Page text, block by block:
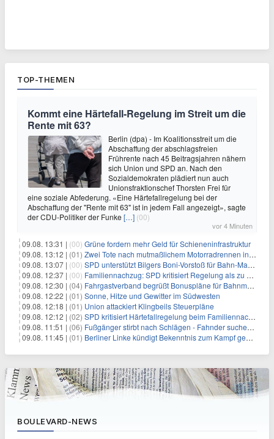
TOP-THEMEN
Kommt eine Härtefall-Regelung im Streit um die
Rente mit 63?
Berlin (dpa) - Im Koalitionsstreit um die
Abschaffung der abschlagsfreien
Frührente nach 45 Beitragsjahren nähern
sich Union und SPD an. Nach den
Sozialdemokraten plädiert nun auch
Unionsfraktionschef Thorsten Frei für
eine soziale Abfederung. «Eine Härtefallregelung bei der
Abschaffung der "Rente mit 63" ist in jedem Fall angezeigt», sagte
der CDU-Politiker der Funke […] (00)
vor 4 Minuten
09.08. 13:31 | (00) Grüne fordern mehr Geld für Schieneninfrastruktur
09.08. 13:12 | (01) Zwei Tote nach mutmaßlichem Motorradrennen in Köln
09.08. 13:07 | (00) SPD unterstützt Bilgers Boni-Vorstoß für Bahn-Manager
09.08. 12:37 | (00) Familiennachzug: SPD kritisiert Regelung als zu streng
09.08. 12:30 | (04) Fahrgastverband begrüßt Bonuspläne für Bahnmanager
09.08. 12:22 | (01) Sonne, Hitze und Gewitter im Südwesten
09.08. 12:18 | (01) Union attackiert Klingbeils Steuerpläne
09.08. 12:12 | (02) SPD kritisiert Härtefallregelung beim Familiennachzug als zu streng
09.08. 11:51 | (06) Fußgänger stirbt nach Schlägen - Fahnder suchen Autofahrer
09.08. 11:45 | (01) Berliner Linke kündigt Bekenntnis zum Kampf gegen Antisemitismus an
BOULEVARD-NEWS